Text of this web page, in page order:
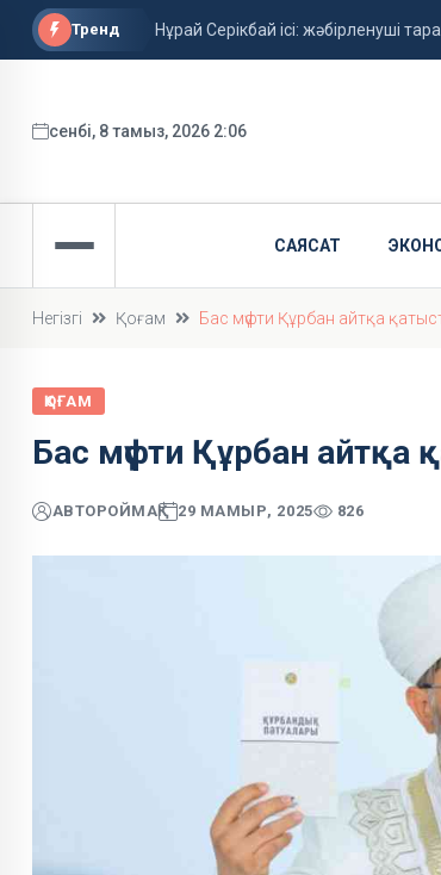
Тренд Нұрай Серікбай ісі: жәбірленуші
Грант иегерлерінің тізімі жарияланды
сенбі, 8 тамыз, 2026 2:06
САЯСАТ
Негізгі Қоғам Бас мүфти Құрбан айтқа
ҚОҒАМ
Бас мүфти Құрбан
АВТОРОЙМАҚ 29 МАМЫР, 2025 826